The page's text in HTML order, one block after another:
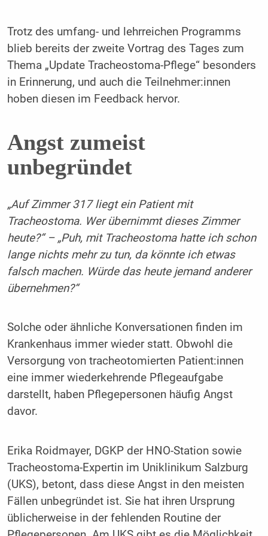
Trotz des umfang- und lehrreichen Programms
blieb bereits der zweite Vortrag des Tages zum
Thema „Update Tracheostoma-Pflege“ besonders
in Erinnerung, und auch die Teilnehmer:innen
hoben diesen im Feedback hervor.
Angst zumeist
unbegründet
„Auf Zimmer 317 liegt ein Patient mit
Tracheostoma. Wer übernimmt dieses Zimmer
heute?“ – „Puh, mit Tracheostoma hatte ich schon
lange nichts mehr zu tun, da könnte ich etwas
falsch machen. Würde das heute jemand anderer
übernehmen?“
Solche oder ähnliche Konversationen finden im
Krankenhaus immer wieder statt. Obwohl die
Versorgung von tracheotomierten Patient:innen
eine immer wiederkehrende Pflegeaufgabe
darstellt, haben Pflegepersonen häufig Angst
davor.
Erika Roidmayer, DGKP der HNO-Station sowie
Tracheostoma-Expertin im Uniklinikum Salzburg
(UKS), betont, dass diese Angst in den meisten
Fällen unbegründet ist. Sie hat ihren Ursprung
üblicherweise in der fehlenden Routine der